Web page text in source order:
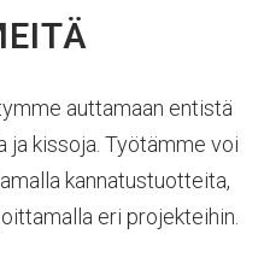
auttamaan entistä
ja kissoja. Työtämme voi
kannatustuotteita,
eri projekteihin.